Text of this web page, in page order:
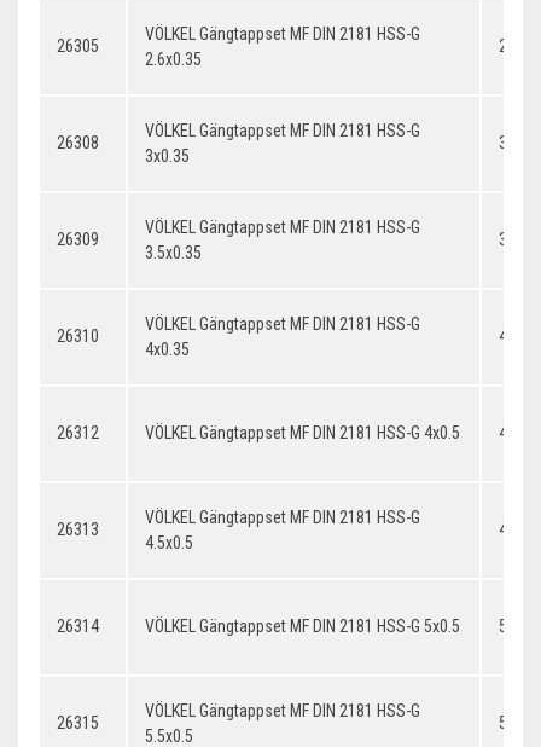
26305
VÖLKEL Gängtappset MF DIN 2181 HSS-G
2.6x0.35
26308
VÖLKEL Gängtappset MF DIN 2181 HSS-G
3x0.35
26309
VÖLKEL Gängtappset MF DIN 2181 HSS-G
3.5x0.35
26310
VÖLKEL Gängtappset MF DIN 2181 HSS-G
4x0.35
26312 VÖLKEL Gängtappset MF DIN 2181 HSS-G 4x0.5 4x0.5
26313
VÖLKEL Gängtappset MF DIN 2181 HSS-G
4.5x0.5
26314 VÖLKEL Gängtappset MF DIN 2181 HSS-G 5x0.5 5x0.5
26315
VÖLKEL Gängtappset MF DIN 2181 HSS-G
5.5x0.5